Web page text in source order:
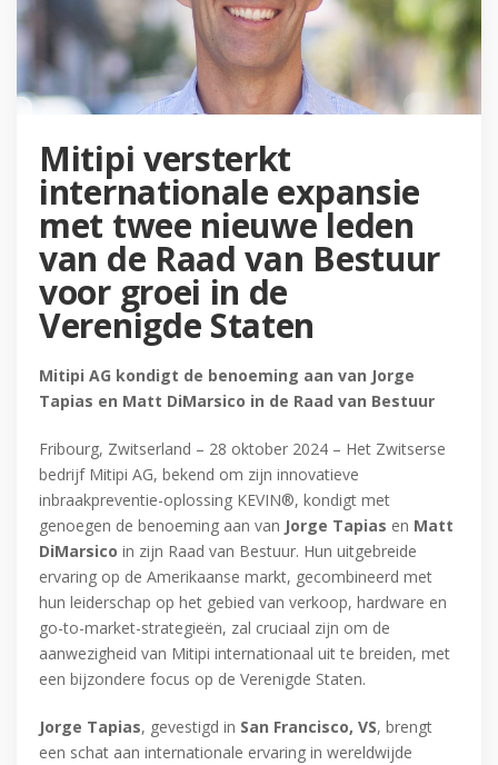
Mitipi versterkt
internationale expansie
met twee nieuwe leden
van de Raad van Bestuur
voor groei in de
Verenigde Staten
Mitipi AG kondigt de benoeming aan van Jorge
Tapias en Matt DiMarsico in de Raad van Bestuur
Fribourg, Zwitserland – 28 oktober 2024 – Het Zwitserse
bedrijf Mitipi AG, bekend om zijn innovatieve
inbraakpreventie-oplossing KEVIN®, kondigt met
genoegen de benoeming aan van Jorge Tapias en Matt
DiMarsico in zijn Raad van Bestuur. Hun uitgebreide
ervaring op de Amerikaanse markt, gecombineerd met
hun leiderschap op het gebied van verkoop, hardware en
go-to-market-strategieën, zal cruciaal zijn om de
aanwezigheid van Mitipi internationaal uit te breiden, met
een bijzondere focus op de Verenigde Staten.
Jorge Tapias, gevestigd in San Francisco, VS, brengt
een schat aan internationale ervaring in wereldwijde